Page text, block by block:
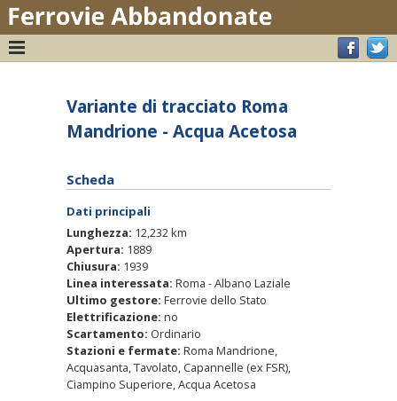
Variante di tracciato Roma
Mandrione - Acqua Acetosa
Scheda
Dati principali
Lunghezza: 12,232 km
Apertura: 1889
Chiusura: 1939
Linea interessata: Roma - Albano Laziale
Ultimo gestore: Ferrovie dello Stato
Elettrificazione: no
Scartamento: Ordinario
Stazioni e fermate: Roma Mandrione,
Acquasanta, Tavolato, Capannelle (ex FSR),
Ciampino Superiore, Acqua Acetosa